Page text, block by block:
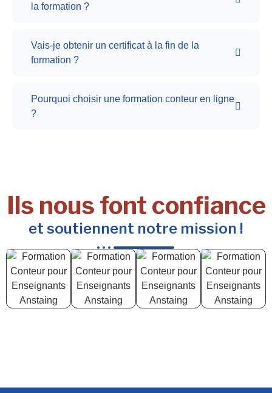
la formation ?
Vais-je obtenir un certificat à la fin de la
formation ?
Pourquoi choisir une formation conteur en ligne
?
Ils nous font confiance
et soutiennent notre mission !